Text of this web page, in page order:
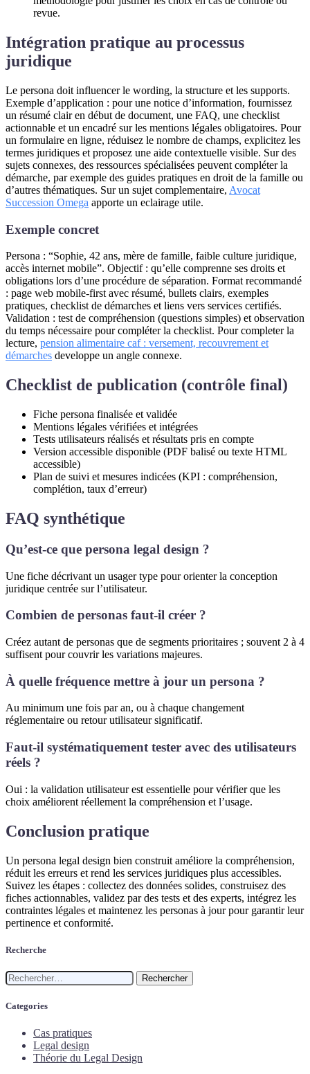
revue.
Intégration pratique au processus
juridique
Le persona doit influencer le wording, la structure et les supports.
Exemple d’application : pour une notice d’information, fournissez
un résumé clair en début de document, une FAQ, une checklist
actionnable et un encadré sur les mentions légales obligatoires. Pour
un formulaire en ligne, réduisez le nombre de champs, explicitez les
termes juridiques et proposez une aide contextuelle visible. Sur des
sujets connexes, des ressources spécialisées peuvent compléter la
démarche, par exemple des guides pratiques en droit de la famille ou
d’autres thématiques. Sur un sujet complementaire, Avocat
Succession Omega apporte un eclairage utile.
Exemple concret
Persona : “Sophie, 42 ans, mère de famille, faible culture juridique,
accès internet mobile”. Objectif : qu’elle comprenne ses droits et
obligations lors d’une procédure de séparation. Format recommandé
: page web mobile-first avec résumé, bullets clairs, exemples
pratiques, checklist de démarches et liens vers services certifiés.
Validation : test de compréhension (questions simples) et observation
du temps nécessaire pour compléter la checklist. Pour completer la
lecture, pension alimentaire caf : versement, recouvrement et
démarches developpe un angle connexe.
Checklist de publication (contrôle final)
Fiche persona finalisée et validée
Mentions légales vérifiées et intégrées
Tests utilisateurs réalisés et résultats pris en compte
Version accessible disponible (PDF balisé ou texte HTML
accessible)
Plan de suivi et mesures indicées (KPI : compréhension,
complétion, taux d’erreur)
FAQ synthétique
Qu’est-ce que persona legal design ?
Une fiche décrivant un usager type pour orienter la conception
juridique centrée sur l’utilisateur.
Combien de personas faut-il créer ?
Créez autant de personas que de segments prioritaires ; souvent 2 à 4
suffisent pour couvrir les variations majeures.
À quelle fréquence mettre à jour un persona ?
Au minimum une fois par an, ou à chaque changement
réglementaire ou retour utilisateur significatif.
Faut-il systématiquement tester avec des utilisateurs
réels ?
Oui : la validation utilisateur est essentielle pour vérifier que les
choix améliorent réellement la compréhension et l’usage.
Conclusion pratique
Un persona legal design bien construit améliore la compréhension,
réduit les erreurs et rend les services juridiques plus accessibles.
Suivez les étapes : collectez des données solides, construisez des
fiches actionnables, validez par des tests et des experts, intégrez les
contraintes légales et maintenez les personas à jour pour garantir leur
pertinence et conformité.
Recherche
Rechercher :
Categories
Cas pratiques
Legal design
Théorie du Legal Design